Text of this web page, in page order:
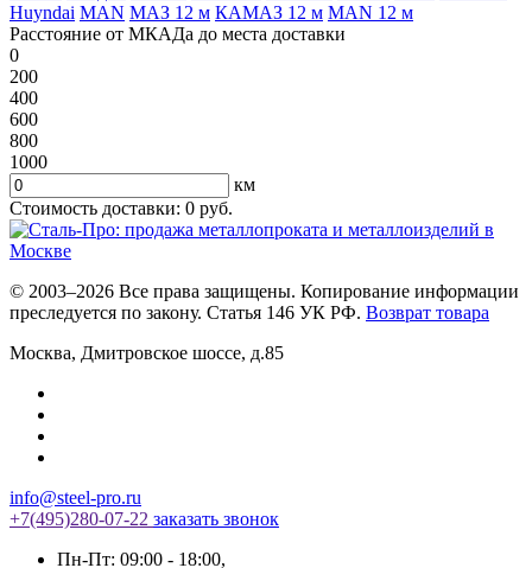
Huyndai MAN МАЗ 12 м КАМАЗ 12 м MAN 12 м
Расстояние от МКАДа до места доставки
0
200
400
600
800
1000
км
Стоимость доставки: 0 руб.
© 2003–2026 Все права защищены. Копирование информации
преследуется по закону. Статья 146 УК РФ. Возврат товара
Москва, Дмитровское шоссе, д.85
info@steel-pro.ru
+7(495)280-07-22 заказать звонок
Пн-Пт: 09:00 - 18:00,